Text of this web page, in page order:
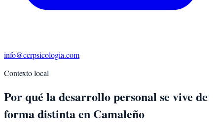
info@ccrpsicologia.com
Contexto local
Por qué la desarrollo personal se vive de
forma distinta en Camaleño